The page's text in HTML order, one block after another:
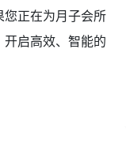
正在为月子会所
启高效、智能的